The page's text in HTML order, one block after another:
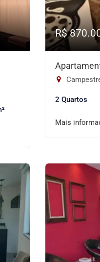
R$
2 Quartos
Mais